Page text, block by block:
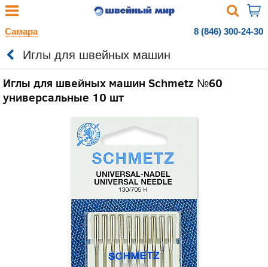
Самара 8 (846) 300-24-30
Иглы для швейных машин
Иглы для швейных машин Schmetz №60
универсальные 10 шт